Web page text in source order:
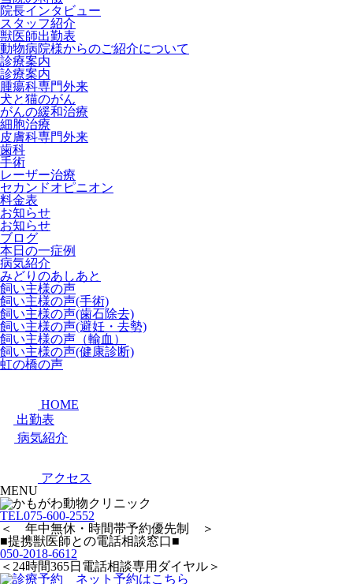
院長インタビュー
スタッフ紹介
獣医師出勤表
動物病院様からのご紹介について
診療案内
診療案内
腫瘍科専門外来
犬と猫のがん
がんの緩和治療
細胞治療
皮膚科専門外来
歯科
手術
レーザー治療
セカンドオピニオン
料金表
お知らせ
お知らせ
ブログ
本日の一症例
病気紹介
みどりのあしあと
飼い主様の声
飼い主様の声(手術)
飼い主様の声(歯石除去)
飼い主様の声(避妊・去勢)
飼い主様の声（輸血）
飼い主様の声(健康診断)
虹の橋の声
HOME
出勤表
病気紹介
アクセス
MENU
TEL075-600-2552
＜ 年中無休・時間帯予約優先制 ＞
■提携獣医師との電話相談窓口■
050-2018-6612
＜24時間365日電話相談専用ダイヤル＞